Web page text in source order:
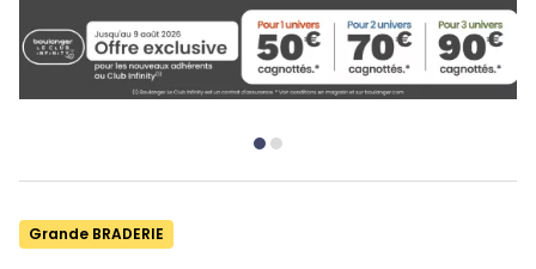
Grande BRADERIE